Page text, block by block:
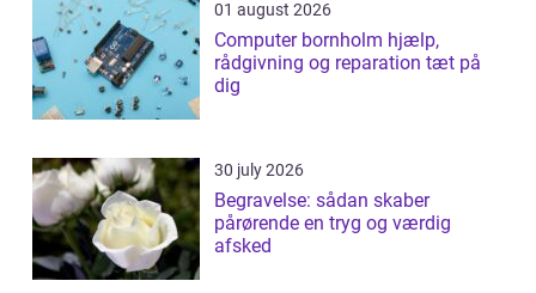
01 august 2026
Computer bornholm hjælp,
rådgivning og reparation tæt på
dig
30 july 2026
Begravelse: sådan skaber
pårørende en tryg og værdig
afsked